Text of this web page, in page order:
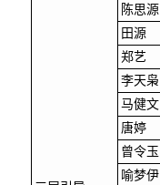
陈思源
田源
郑艺
李天枭
马健文
唐婷
曾令玉
喻梦伊